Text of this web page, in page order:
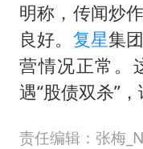
明称，传闻炒
良好。 复星集
营情况正常。
遇“股债双杀”，
责任编辑：张梅